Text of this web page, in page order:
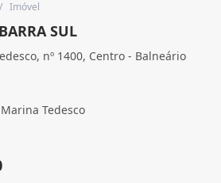
Imóvel
SUL
nº 1400, Centro - Balneário
Tedesco